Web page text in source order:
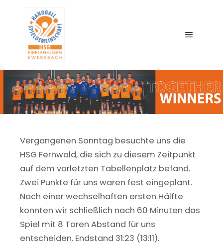
Vergangenen Sonntag besuchte uns die
HSG Fernwald, die sich zu diesem Zeitpunkt
auf dem vorletzten Tabellenplatz befand.
Zwei Punkte für uns waren fest eingeplant.
Nach einer wechselhaften ersten Hälfte
konnten wir schließlich nach 60 Minuten das
Spiel mit 8 Toren Abstand für uns
entscheiden. Endstand 31:23 (13:11).